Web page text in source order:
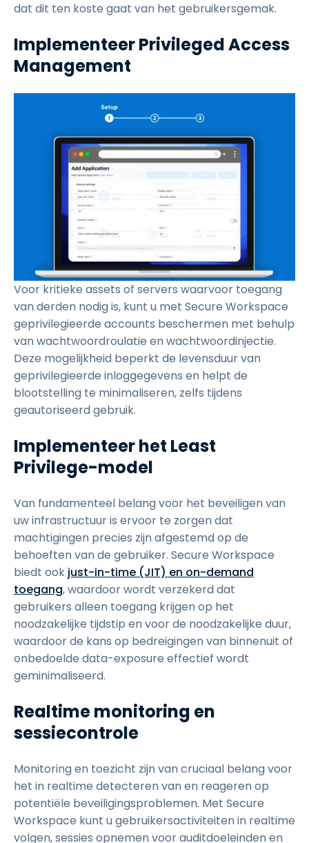
dat dit ten koste gaat van het gebruikersgemak.
Implementeer Privileged Access
Management
Voor kritieke assets of servers waarvoor toegang
van derden nodig is, kunt u met Secure Workspace
geprivilegieerde accounts beschermen met behulp
van wachtwoordroulatie en wachtwoordinjectie.
Deze mogelijkheid beperkt de levensduur van
geprivilegieerde inloggegevens en helpt de
blootstelling te minimaliseren, zelfs tijdens
geautoriseerd gebruik.
Implementeer het Least
Privilege-model
Van fundamenteel belang voor het beveiligen van
uw infrastructuur is ervoor te zorgen dat
machtigingen precies zijn afgestemd op de
behoeften van de gebruiker. Secure Workspace
biedt ook just-in-time (JIT) en on-demand
toegang, waardoor wordt verzekerd dat
gebruikers alleen toegang krijgen op het
noodzakelijke tijdstip en voor de noodzakelijke duur,
waardoor de kans op bedreigingen van binnenuit of
onbedoelde data-exposure effectief wordt
geminimaliseerd.
Realtime monitoring en
sessiecontrole
Monitoring en toezicht zijn van cruciaal belang voor
het in realtime detecteren van en reageren op
potentiële beveiligingsproblemen. Met Secure
Workspace kunt u gebruikersactiviteiten in realtime
volgen, sessies opnemen voor auditdoeleinden en